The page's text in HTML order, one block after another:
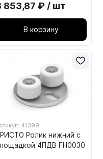
853,87 ₽ / шт
В корзину
41399
Ролик нижний с
4ПДВ FH0030